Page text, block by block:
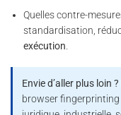
Quelles contre-
standardisation,
exécution.
Envie d’aller plus loin ?
browser